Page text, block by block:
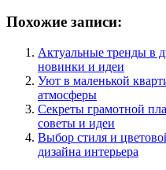
Похожие записи:
Актуальные тренды в
новинки и идеи
Уют в маленькой
атмосферы
Секреты грамотной
советы и идеи
Выбор стиля и
дизайна интерьера